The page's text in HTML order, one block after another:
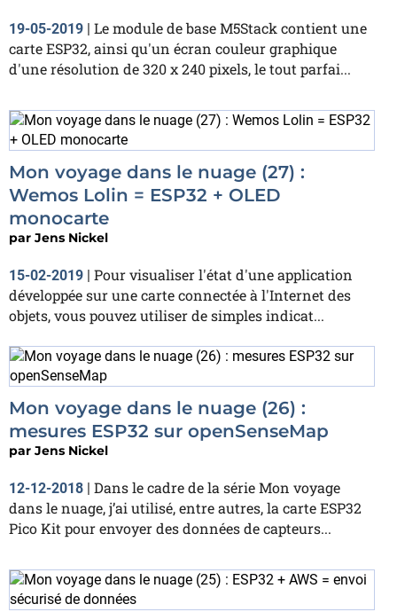
19-05-2019 | Le module de base M5Stack contient une
carte ESP32, ainsi qu'un écran couleur graphique
d'une résolution de 320 x 240 pixels, le tout parfai...
Mon voyage dans le nuage (27) :
Wemos Lolin = ESP32 + OLED
monocarte
par Jens Nickel
15-02-2019 | Pour visualiser l'état d'une application
développée sur une carte connectée à l'Internet des
objets, vous pouvez utiliser de simples indicat...
Mon voyage dans le nuage (26) :
mesures ESP32 sur openSenseMap
par Jens Nickel
12-12-2018 | Dans le cadre de la série Mon voyage
dans le nuage, j’ai utilisé, entre autres, la carte ESP32
Pico Kit pour envoyer des données de capteurs...